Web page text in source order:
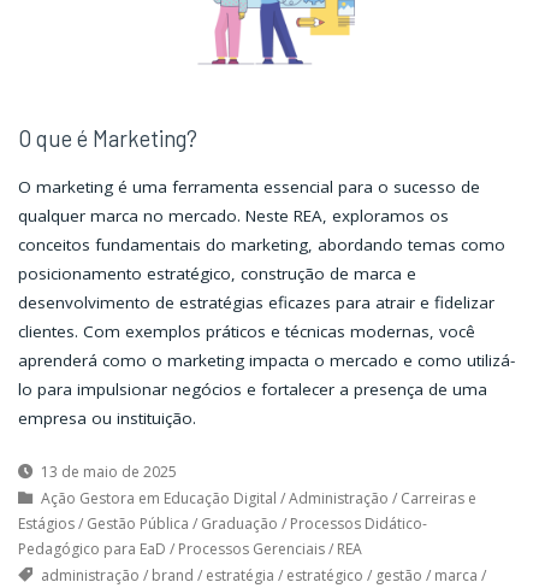
O que é Marketing?
O marketing é uma ferramenta essencial para o sucesso de
qualquer marca no mercado. Neste REA, exploramos os
conceitos fundamentais do marketing, abordando temas como
posicionamento estratégico, construção de marca e
desenvolvimento de estratégias eficazes para atrair e fidelizar
clientes. Com exemplos práticos e técnicas modernas, você
aprenderá como o marketing impacta o mercado e como utilizá-
lo para impulsionar negócios e fortalecer a presença de uma
empresa ou instituição.
13 de maio de 2025
Ação Gestora em Educação Digital /Administração / Carreiras e
Estágios/ Gestão Pública / Graduação / Processos Didático-
Pedagógico para EaD / Processos Gerenciais/ REA
administração / brand / estratégia / estratégico / gestão / marca /